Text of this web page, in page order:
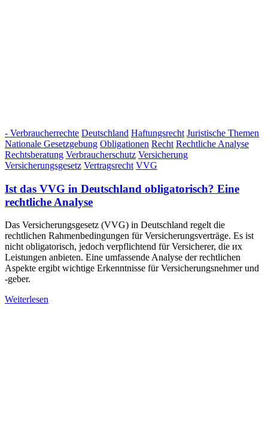
- Verbraucherrechte Deutschland Haftungsrecht Juristische Themen
Nationale Gesetzgebung Obligationen Recht Rechtliche Analyse
Rechtsberatung Verbraucherschutz Versicherung
Versicherungsgesetz Vertragsrecht VVG
Ist das VVG in Deutschland obligatorisch? Eine
rechtliche Analyse
Das Versicherungsgesetz (VVG) in Deutschland regelt die
rechtlichen Rahmenbedingungen für Versicherungsverträge. Es ist
nicht obligatorisch, jedoch verpflichtend für Versicherer, die их
Leistungen anbieten. Eine umfassende Analyse der rechtlichen
Aspekte ergibt wichtige Erkenntnisse für Versicherungsnehmer und
-geber.
Weiterlesen